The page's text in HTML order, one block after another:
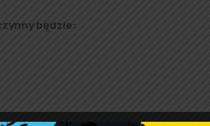
będzie: